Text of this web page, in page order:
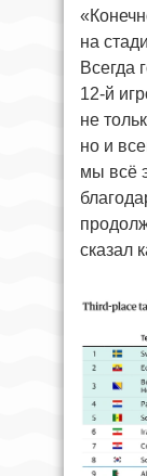
на
Всегда
12-й
не
но и
мы всё
сказал